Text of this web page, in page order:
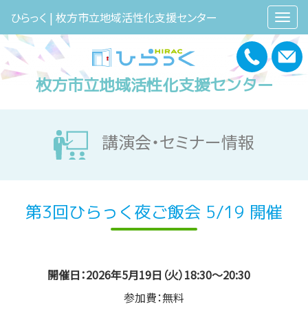
ひらっく | 枚方市立地域活性化支援センター
枚方市立地域活性化支援センター
講演会・セミナー情報
第3回ひらっく夜ご飯会 5/19 開催
開催日：2026年5月19日（火）18:30～20:30
参加費：無料